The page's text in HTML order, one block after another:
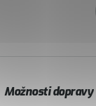
Možnosti dopravy